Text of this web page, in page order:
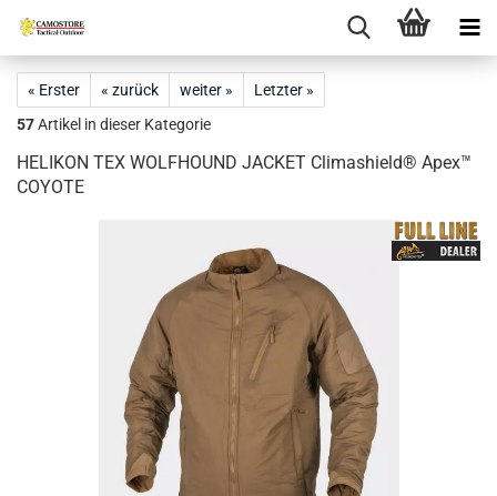
« Erster « zurück weiter »
Letzter »
57Artikel in dieser Kategorie
HELIKON TEX WOLFHOUND JACKET Climashield® Apex™
COYOTE